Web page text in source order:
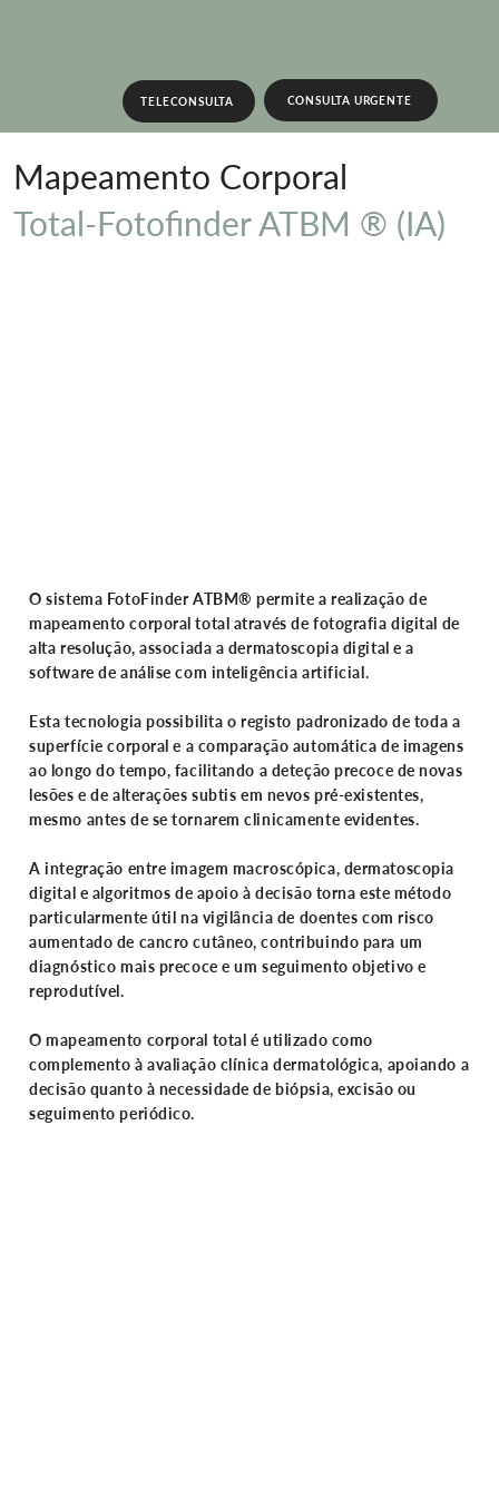
TELECONSULTA CONSULTA URGENTE
Mapeamento Corporal
Total-Fotofinder ATBM ® (IA)
O sistema FotoFinder ATBM® permite a realização de
mapeamento corporal total através de fotografia digital de
alta resolução, associada a dermatoscopia digital e a
software de análise com inteligência artificial.
Esta tecnologia possibilita o registo padronizado de toda a
superfície corporal e a comparação automática de imagens
ao longo do tempo, facilitando a deteção precoce de novas
lesões e de alterações subtis em nevos pré-existentes,
mesmo antes de se tornarem clinicamente evidentes.
A integração entre imagem macroscópica, dermatoscopia
digital e algoritmos de apoio à decisão torna este método
particularmente útil na vigilância de doentes com risco
aumentado de cancro cutâneo, contribuindo para um
diagnóstico mais precoce e um seguimento objetivo e
reprodutível.
O mapeamento corporal total é utilizado como
complemento à avaliação clínica dermatológica, apoiando a
decisão quanto à necessidade de biópsia, excisão ou
seguimento periódico.